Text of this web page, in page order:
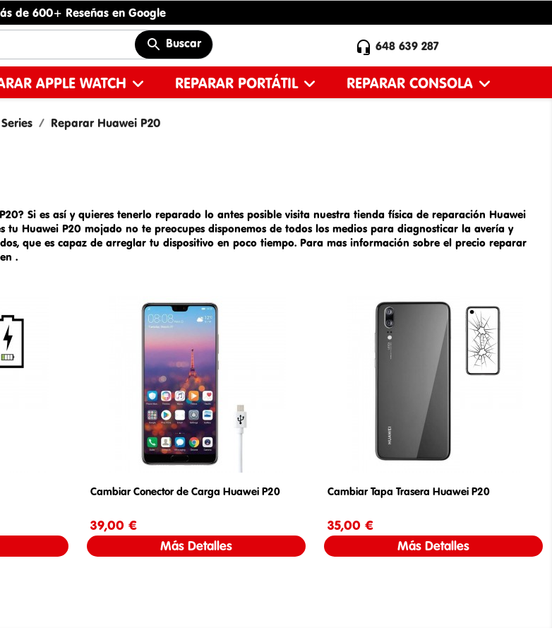
de 600+ Reseñas en Google
Buscar  648 639 287
APPLE WATCH REPARAR PORTÁTIL REPARAR CONSOLA
Reparar Huawei P20
Si es así y quieres tenerlo reparado lo antes posible visita nuestra tienda física de reparación Huawei
tu Huawei P20 mojado no te preocupes disponemos de todos los medios para diagnosticar la avería y
que es capaz de arreglar tu dispositivo en poco tiempo. Para mas información sobre el precio reparar
.
Cambiar Conector de Carga Huawei P20
39,00 €
Más Detalles
Cambiar Tapa Trasera Huawei P20
35,00 €
Más Detalles